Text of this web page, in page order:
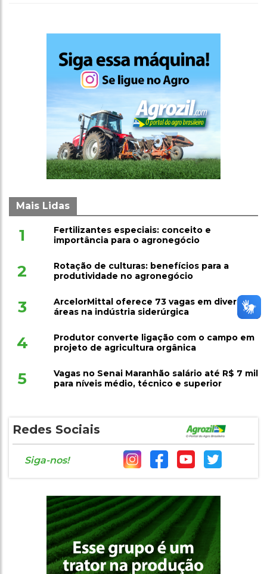
Mais Lidas
1
Fertilizantes especiais: conceito e
importância para o agronegócio
2
Rotação de culturas: benefícios para a
produtividade no agronegócio
3
ArcelorMittal oferece 73 vagas em diversas
áreas na indústria siderúrgica
4
Produtor converte ligação com o campo em
projeto de agricultura orgânica
5
Vagas no Senai Maranhão salário até R$ 7 mil
para níveis médio, técnico e superior
Redes Sociais
Siga-nos!